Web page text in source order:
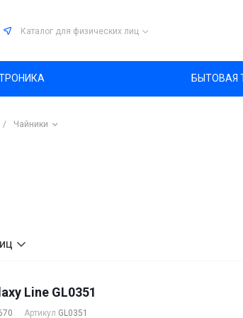
Каталог для физических лиц
БЫТОВАЯ
/ Чайники
Line GL0351
Артикул GL0351